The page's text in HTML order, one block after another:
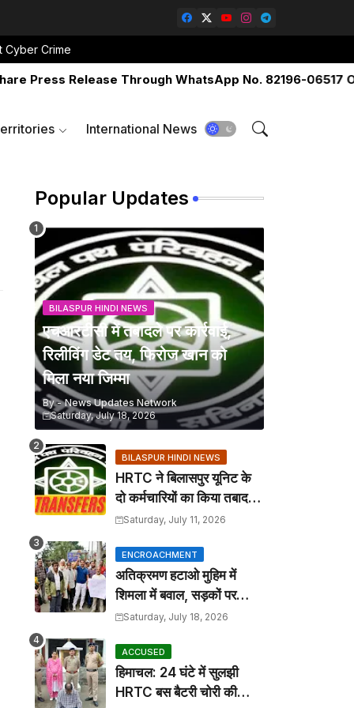
Cyber Crime
Release Through WhatsApp No. 82196-06517 Or
International News
Popular Updates
BILASPUR HINDI NEWS
एचआरटीसी में तबादले पर कार्रवाई,
रिलीविंग डेट तय, फिरोज खान को
मिला नया जिम्मा
By - News Updates Network
Saturday, July 18, 2026
BILASPUR HINDI NEWS
HRTC ने बिलासपुर यूनिट के
दो कर्मचारियों का किया तबादला,
कार्यालय आदेश जारी
Saturday, July 11, 2026
ENCROACHMENT
अतिक्रमण हटाओ मुहिम में
शिमला में बवाल, सड़कों पर
कटोरा लेकर उतरे तहबाजारी
Saturday, July 18, 2026
ACCUSED
हिमाचल: 24 घंटे में सुलझी
HRTC बस बैटरी चोरी की